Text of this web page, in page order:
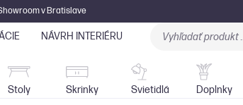
v Bratislave
Sedačky
NÁVRH INTERIÉRU
Stoly Skrinky Svietidlá Doplnky